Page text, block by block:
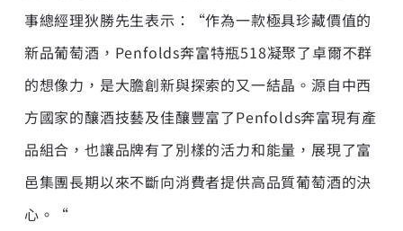
事總經理狄勝先生表示：“作為一款極具珍藏價值的
新品葡萄酒，Penfolds奔富特瓶518凝聚了卓爾不群
的想像力，是大膽創新與探索的又一結晶。源自中西
方國家的釀酒技藝及佳釀豐富了Penfolds奔富現有產
品組合，也讓品牌有了別樣的活力和能量，展現了富
邑集團長期以來不斷向消費者提供高品質葡萄酒的決
心。“